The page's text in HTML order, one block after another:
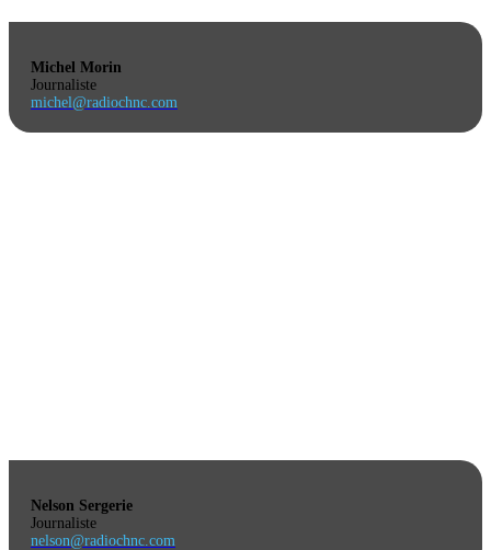
Michel Morin
Journaliste
michel@radiochnc.com
Nelson Sergerie
Journaliste
nelson@radiochnc.com